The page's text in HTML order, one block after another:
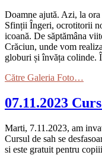
Doamne ajută. Azi, la ora
Sfinții Îngeri, ocrotitorii
icoană. De săptămâna
Crăciun, unde vom
globuri și învăța colinde.
Către Galeria Foto…
07.11.2023
Marti, 7.11.2023, am
Cursul de sah se
si este gratuit pentru